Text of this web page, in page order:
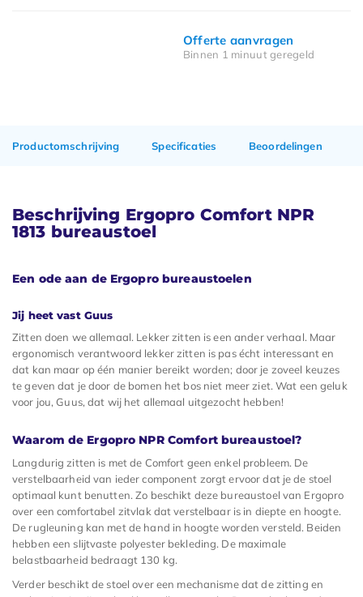
Offerte aanvragen
Binnen 1 minuut geregeld
Productomschrijving Specificaties Beoordelingen
Beschrijving Ergopro Comfort NPR
1813 bureaustoel
Een ode aan de Ergopro bureaustoelen
Jij heet vast Guus
Zitten doen we allemaal. Lekker zitten is een ander verhaal. Maar
ergonomisch verantwoord lekker zitten is pas écht interessant en
dat kan maar op één manier bereikt worden; door je zoveel keuzes
te geven dat je door de bomen het bos niet meer ziet. Wat een geluk
voor jou, Guus, dat wij het allemaal uitgezocht hebben!
Waarom de Ergopro NPR Comfort bureaustoel?
Langdurig zitten is met de Comfort geen enkel probleem. De
verstelbaarheid van ieder component zorgt ervoor dat je de stoel
optimaal kunt benutten. Zo beschikt deze bureaustoel van Ergopro
over een comfortabel zitvlak dat verstelbaar is in diepte en hoogte.
De rugleuning kan met de hand in hoogte worden versteld. Beiden
hebben een slijtvaste polyester bekleding. De maximale
belastbaarheid bedraagt 130 kg.
Verder beschikt de stoel over een mechanisme dat de zitting en